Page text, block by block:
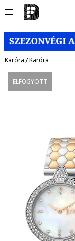
Karóra /Karóra
ELFOGYOTT